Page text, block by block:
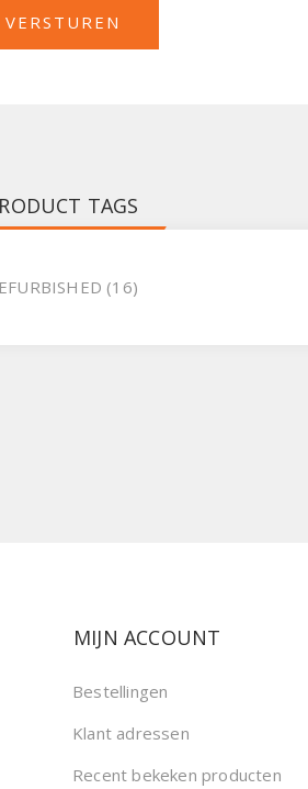
TAGS
(16)
MIJN ACCOUNT
Bestellingen
Klant adressen
Recent bekeken producten